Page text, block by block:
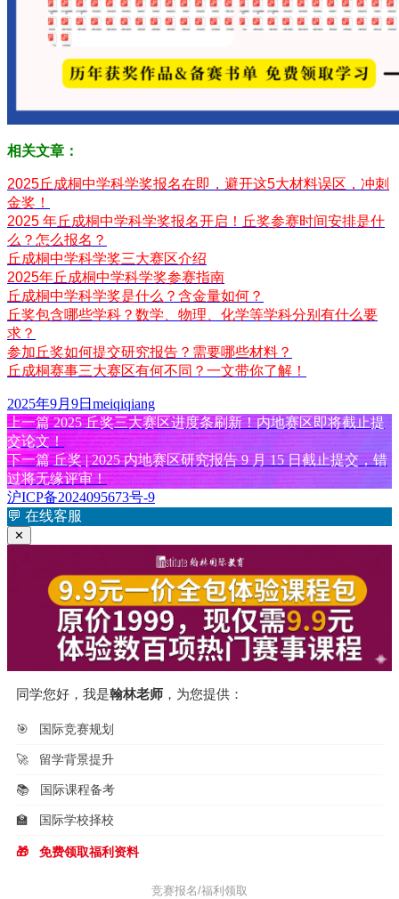
相关文章：
2025丘成桐中学科学奖报名在即，避开这5大材料误区，冲刺
金奖！
2025 年丘成桐中学科学奖报名开启！丘奖参赛时间安排是什
么？怎么报名？
丘成桐中学科学奖三大赛区介绍
2025年丘成桐中学科学奖参赛指南
丘成桐中学科学奖是什么？含金量如何？
丘奖包含哪些学科？数学、物理、化学等学科分别有什么要
求？
参加丘奖如何提交研究报告？需要哪些材料？
丘成桐赛事三大赛区有何不同？一文带你了解！
发
布
于
2025年9月9日 作
者
meiqiqiang
文
章
导
航
上一篇上
篇
文
章：
2025 丘奖三大赛区进度条刷新！内地赛区即将截止提
交论文！
下一篇下
篇
文
章：
丘奖 | 2025 内地赛区研究报告 9 月 15 日截止提交，错
过将无缘评审！
沪ICP备2024095673号-9
💬 在线客服
✕
同学您好，我是翰林老师 ，为您提供：
🎯 国际竞赛规划
🚀 留学背景提升
📚 国际课程备考
🏫 国际学校择校
🎁 免费领取福利资料
竞赛报名/福利领取